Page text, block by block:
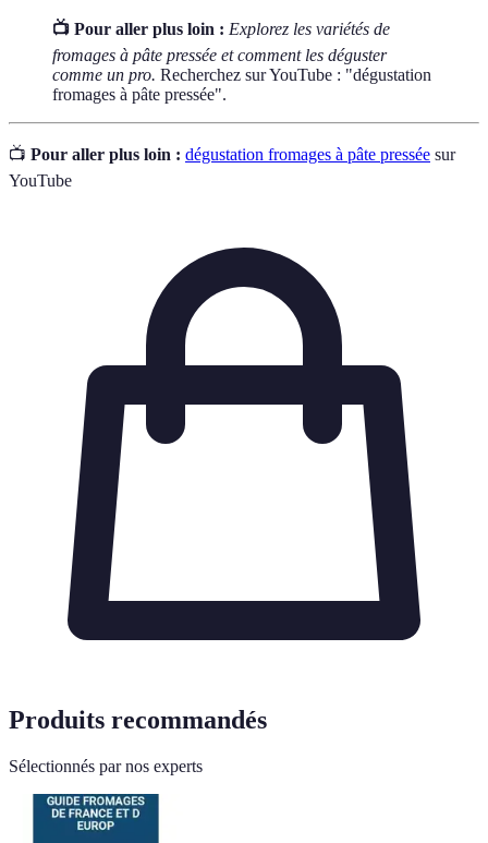
📺 Pour aller plus loin : Explorez les variétés de
fromages à pâte pressée et comment les déguster
comme un pro. Recherchez sur YouTube : "dégustation
fromages à pâte pressée".
📺 Pour aller plus loin : dégustation fromages à pâte pressée sur
YouTube
Produits recommandés
Sélectionnés par nos experts